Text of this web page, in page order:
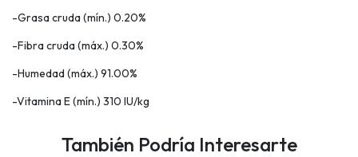
-Grasa cruda (mín.) 0.20%
-Fibra cruda (máx.) 0.30%
-Humedad (máx.) 91.00%
-Vitamina E (mín.) 310 IU/kg
También Podría Interesarte